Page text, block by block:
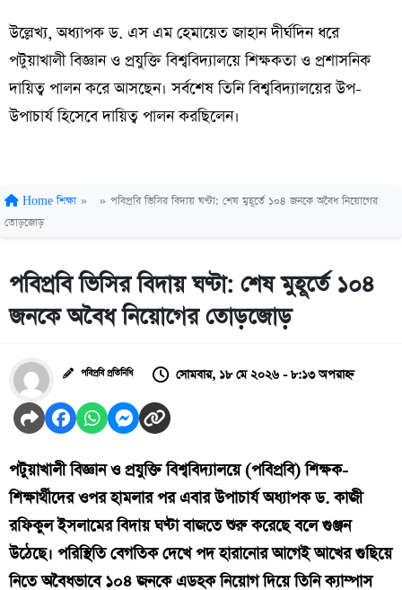
উল্লেখ্য, অধ্যাপক ড. এস এম হেমায়েত জাহান দীর্ঘদিন ধরে
পটুয়াখালী বিজ্ঞান ও প্রযুক্তি বিশ্ববিদ্যালয়ে শিক্ষকতা ও প্রশাসনিক
দায়িত্ব পালন করে আসছেন। সর্বশেষ তিনি বিশ্ববিদ্যালয়ের উপ-
উপাচার্য হিসেবে দায়িত্ব পালন করছিলেন।
Home শিক্ষা » » পবিপ্রবি ভিসির বিদায় ঘণ্টা: শেষ মুহূর্তে ১০৪ জনকে অবৈধ নিয়োগের
তোড়জোড়
পবিপ্রবি ভিসির বিদায় ঘণ্টা: শেষ মুহূর্তে ১০৪
জনকে অবৈধ নিয়োগের তোড়জোড়
পবিপ্রবি প্রতিনিধি সোমবার, ১৮ মে ২০২৬ - ৮:১৩ অপরাহ্ন
পটুয়াখালী বিজ্ঞান ও প্রযুক্তি বিশ্ববিদ্যালয়ে (পবিপ্রবি) শিক্ষক-
শিক্ষার্থীদের ওপর হামলার পর এবার উপাচার্য অধ্যাপক ড. কাজী
রফিকুল ইসলামের বিদায় ঘণ্টা বাজতে শুরু করেছে বলে গুঞ্জন
উঠেছে। পরিস্থিতি বেগতিক দেখে পদ হারানোর আগেই আখের গুছিয়ে
নিতে অবৈধভাবে ১০৪ জনকে এডহক নিয়োগ দিয়ে তিনি ক্যাম্পাস